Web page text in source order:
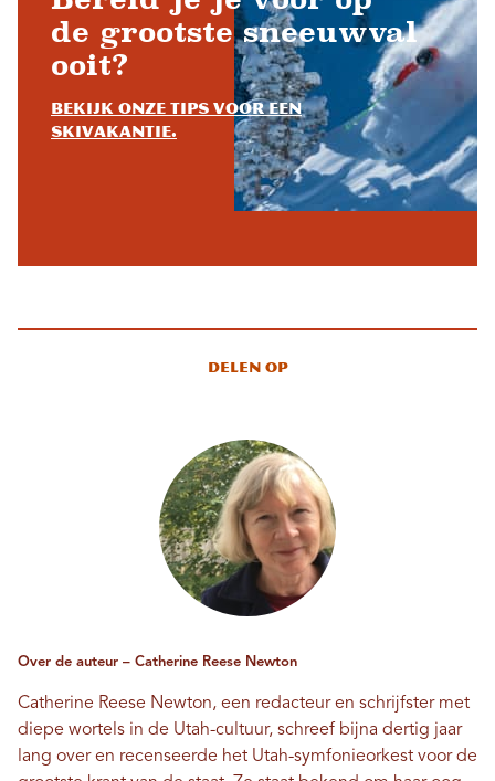
de grootste sneeuwval
ooit?
Bekijk onze tips voor een
skivakantie.
Delen op
Over de auteur – Catherine Reese Newton
Catherine Reese Newton, een redacteur en schrijfster met
diepe wortels in de Utah-cultuur, schreef bijna dertig jaar
lang over en recenseerde het Utah-symfonieorkest voor de